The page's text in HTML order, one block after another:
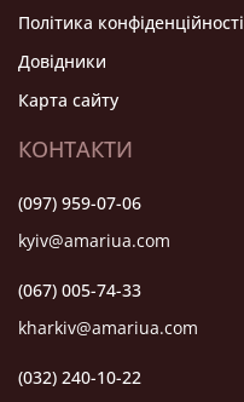
Політика конфіденційності
Довідники
Карта сайту
КОНТАКТИ
(097) 959-07-06
kyiv@amariua.com
(067) 005-74-33
kharkiv@amariua.com
(032) 240-10-22